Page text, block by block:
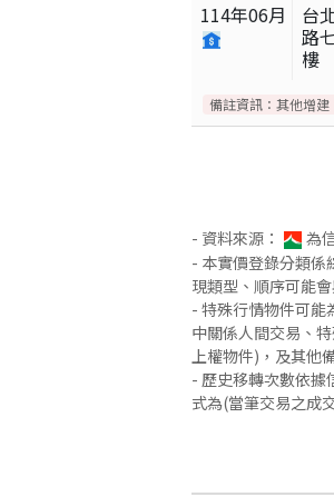
114年06月
台
路
樓
備註資訊： 其他增建
- 資料來源： 為
- 本實價登錄分類係
現類型、順序可能
- 特殊行情物件可能
中關係人間交易、
上權物件)，及其他
- 歷史移轉次數依據
式為(當筆交易之成